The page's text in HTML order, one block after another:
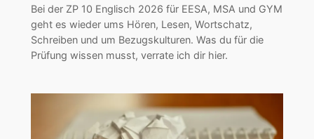
Bei der ZP 10 Englisch 2026 für EESA, MSA und GYM
geht es wieder ums Hören, Lesen, Wortschatz,
Schreiben und um Bezugskulturen. Was du für die
Prüfung wissen musst, verrate ich dir hier.